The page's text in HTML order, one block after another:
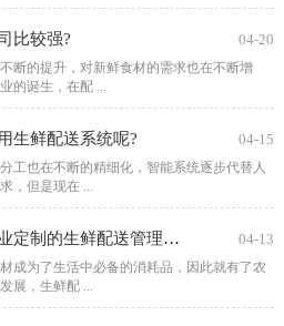
比较强? 04-20
断的提升，对新鲜食材的需求也在不断增
的诞生，在配 ...
生鲜配送系统呢? 04-15
工也在不断的精细化，智能系统逐步代替人
，但是现在 ...
生鲜农贸市场为何使用专业定制的生鲜配送管理系统呢? 04-13
成为了生活中必备的消耗品，因此就有了农
展，生鲜配 ...